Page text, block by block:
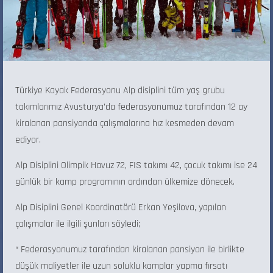
Türkiye Kayak Federasyonu Alp disiplini tüm yaş grubu
takımlarımız Avusturya’da federasyonumuz tarafından 12 ay
kiralanan pansiyonda çalışmalarına hız kesmeden devam
ediyor.
Alp Disiplini Olimpik Havuz 72, FIS takımı 42, çocuk takımı ise 24
günlük bir kamp programının ardından ülkemize dönecek.
Alp Disiplini Genel Koordinatörü Erkan Yeşilova, yapılan
çalışmalar ile ilgili şunları söyledi;
“ Federasyonumuz tarafından kiralanan pansiyon ile birlikte
düşük maliyetler ile uzun soluklu kamplar yapma fırsatı